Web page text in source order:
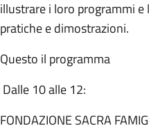
illustrare i loro programmi
pratiche e dimostrazioni.
Questo il programma
Dalle 10 alle 12:
FONDAZIONE SACRA